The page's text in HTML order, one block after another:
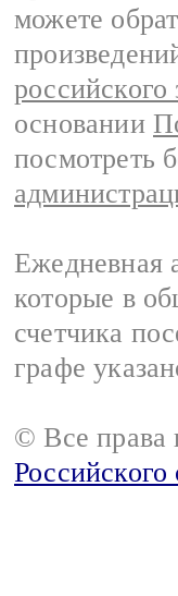
можете
российского
основании
посмотреть
Ежедневная
которые в
счетчика
графе
© Все права
Российского